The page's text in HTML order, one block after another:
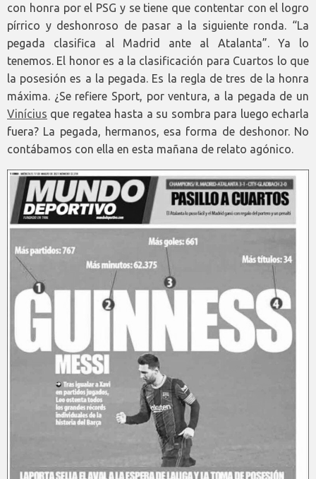
con honra por el PSG y se tiene que contentar con el logro
pírrico y deshonroso de pasar a la siguiente ronda. “La
pegada clasifica al Madrid ante al Atalanta”. Ya lo
tenemos. El honor es a la clasificación para Cuartos lo que
la posesión es a la pegada. Es la regla de tres de la honra
máxima. ¿Se refiere Sport, por ventura, a la pegada de un
Vinícius que regatea hasta a su sombra para luego echarla
fuera? La pegada, hermanos, esa forma de deshonor. No
contábamos con ella en esta mañana de relato agónico.